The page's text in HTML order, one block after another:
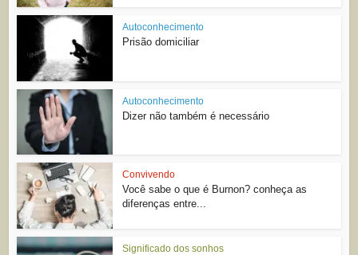
Autoconhecimento
Prisão domiciliar
Autoconhecimento
Dizer não também é necessário
Convivendo
Você sabe o que é Burnon? conheça as
diferenças entre...
Significado dos sonhos